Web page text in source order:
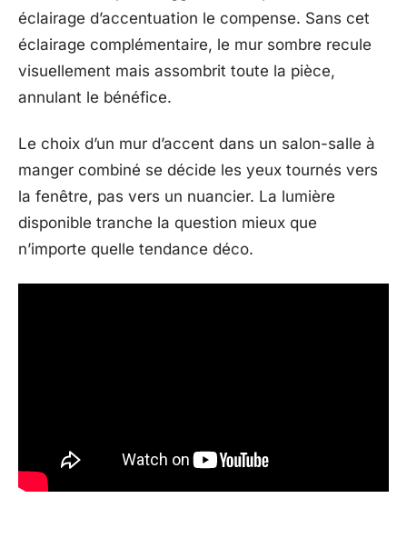
éclairage d’accentuation le compense. Sans cet
éclairage complémentaire, le mur sombre recule
visuellement mais assombrit toute la pièce,
annulant le bénéfice.
Le choix d’un mur d’accent dans un salon-salle à
manger combiné se décide les yeux tournés vers
la fenêtre, pas vers un nuancier. La lumière
disponible tranche la question mieux que
n’importe quelle tendance déco.